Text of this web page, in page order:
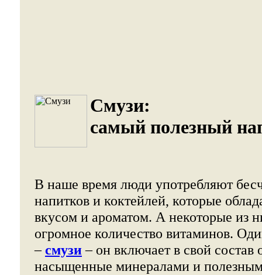
Смузи:
самый полезный
В наше время люди употребляют
напитков и коктейлей, которые
вкусом и ароматом. А некоторые из
огромное количество витаминов.
–смузи– он включает в свой
насыщенные минералами и